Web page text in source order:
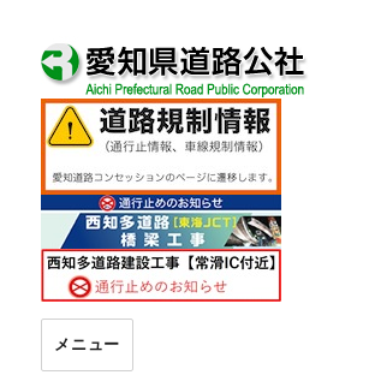
メニュー